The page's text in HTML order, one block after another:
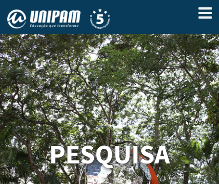
PESQUISA